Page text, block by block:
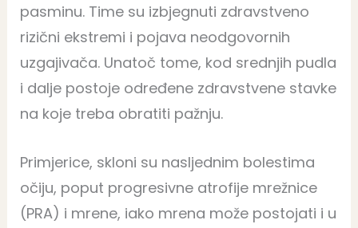
pasminu. Time su izbjegnuti zdravstveno
rizični ekstremi i pojava neodgovornih
uzgajivača. Unatoč tome, kod srednjih pudla
i dalje postoje određene zdravstvene stavke
na koje treba obratiti pažnju.
Primjerice, skloni su nasljednim bolestima
očiju, poput progresivne atrofije mrežnice
(PRA) i mrene, iako mrena može postojati i u